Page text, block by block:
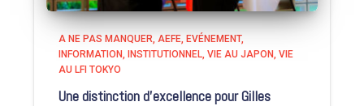
A NE PAS MANQUER AEFE EVÉNEMENT
INFORMATION
INSTITUTIONNEL VIE AU JAPON VIE
AU LFI TOKYO
Une distinction d’excellence pour Gilles